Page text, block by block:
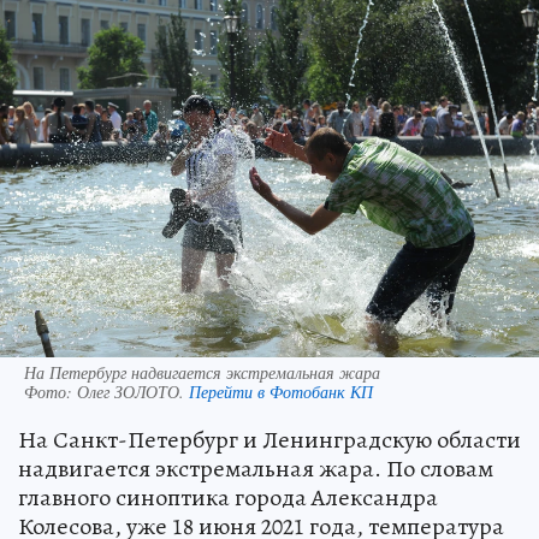
На Петербург надвигается экстремальная жара
Фото: Олег ЗОЛОТО. Перейти в Фотобанк КП
На Санкт-Петербург и Ленинградскую области
надвигается экстремальная жара. По словам
главного синоптика города Александра
Колесова, уже 18 июня 2021 года, температура